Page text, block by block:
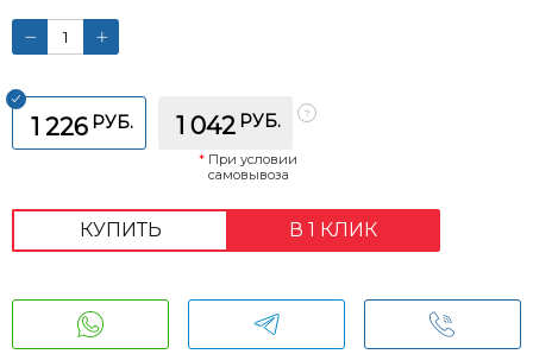
1 226 РУБ. 1 042 РУБ.
* При условии
самовывоза
КУПИТЬ В 1 КЛИК